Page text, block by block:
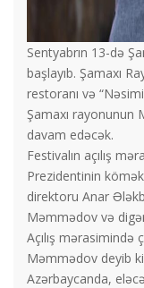
Sentyabrın 13-də
başlayıb. Şamaxı
restoranı və
Şamaxı rayonunun
davam edəcək.
Festivalın açılış
Prezidentinin
direktoru Anar
Məmmədov və
Açılış mərasimində
Məmmədov deyib
Azərbaycanda,